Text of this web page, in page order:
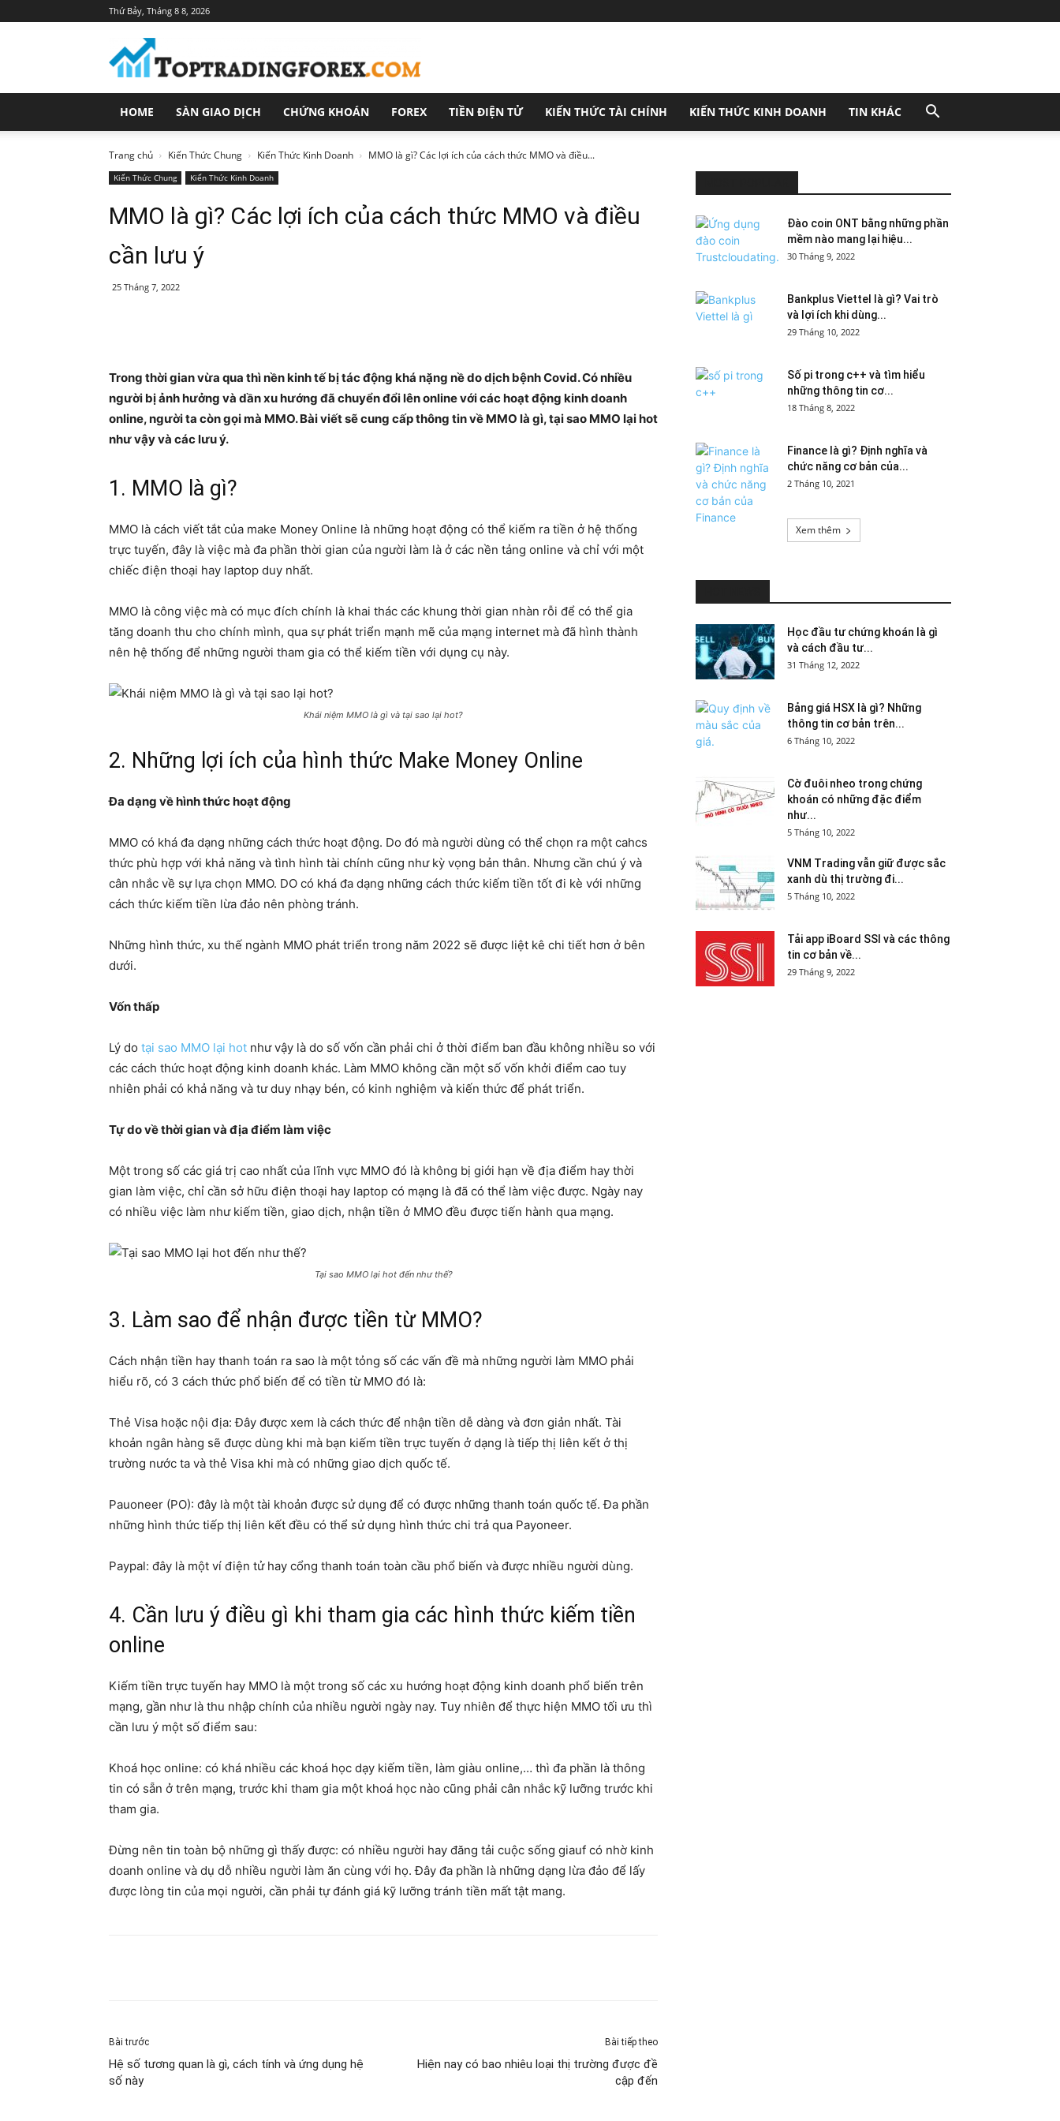
Thứ Bảy, Tháng 8 8, 2026
Trang
Tin
Tức
Đầu
Tư
Chính
HOME SÀN GIAO DỊCH CHỨNG KHOÁN FOREX TIỀN ĐIỆN TỬ KIẾN THỨC TÀI CHÍNH KIẾN THỨC KINH DOANH TIN KHÁC
Trang chủ Kiến Thức Chung Kiến Thức Kinh Doanh MMO là gì? Các lợi ích của cách thức MMO và điều...
Kiến Thức Chung Kiến Thức Kinh Doanh
MMO là gì? Các lợi ích của cách thức MMO và điều
cần lưu ý
25 Tháng 7, 2022
Trong thời gian vừa qua thì nền kinh tế bị tác động khá nặng nề do dịch bệnh Covid. Có nhiều
người bị ảnh hưởng và dần xu hướng đã chuyển đổi lên online với các hoạt động kinh doanh
online, người ta còn gọi mà MMO. Bài viết sẽ cung cấp thông tin về MMO là gì, tại sao MMO lại hot
như vậy và các lưu ý.
1. MMO là gì?
MMO là cách viết tắt của make Money Online là những hoạt động có thể kiếm ra tiền ở hệ thống
trực tuyến, đây là việc mà đa phần thời gian của người làm là ở các nền tảng online và chỉ với một
chiếc điện thoại hay laptop duy nhất.
MMO là công việc mà có mục đích chính là khai thác các khung thời gian nhàn rỗi để có thể gia
tăng doanh thu cho chính mình, qua sự phát triển mạnh mẽ của mạng internet mà đã hình thành
nên hệ thống để những người tham gia có thể kiếm tiền với dụng cụ này.
Khái niệm MMO là gì và tại sao lại hot?
2. Những lợi ích của hình thức Make Money Online
Đa dạng về hình thức hoạt động
MMO có khá đa dạng những cách thức hoạt động. Do đó mà người dùng có thể chọn ra một cahcs
thức phù hợp với khả năng và tình hình tài chính cũng như kỳ vọng bản thân. Nhưng cần chú ý và
cân nhắc về sự lựa chọn MMO. DO có khá đa dạng những cách thức kiếm tiền tốt đi kè với những
cách thức kiếm tiền lừa đảo nên phòng tránh.
Những hình thức, xu thế ngành MMO phát triển trong năm 2022 sẽ được liệt kê chi tiết hơn ở bên
dưới.
Vốn thấp
Lý do tại sao MMO lại hot như vậy là do số vốn cần phải chi ở thời điểm ban đầu không nhiều so với
các cách thức hoạt động kinh doanh khác. Làm MMO không cần một số vốn khởi điểm cao tuy
nhiên phải có khả năng và tư duy nhạy bén, có kinh nghiệm và kiến thức để phát triển.
Tự do về thời gian và địa điểm làm việc
Một trong số các giá trị cao nhất của lĩnh vực MMO đó là không bị giới hạn về địa điểm hay thời
gian làm việc, chỉ cần sở hữu điện thoại hay laptop có mạng là đã có thể làm việc được. Ngày nay
có nhiều việc làm như kiếm tiền, giao dịch, nhận tiền ở MMO đều được tiến hành qua mạng.
Tại sao MMO lại hot đến như thế?
3. Làm sao để nhận được tiền từ MMO?
Cách nhận tiền hay thanh toán ra sao là một tỏng số các vấn đề mà những người làm MMO phải
hiểu rõ, có 3 cách thức phổ biến để có tiền từ MMO đó là:
Thẻ Visa hoặc nội địa: Đây được xem là cách thức để nhận tiền dễ dàng và đơn giản nhất. Tài
khoản ngân hàng sẽ được dùng khi mà bạn kiếm tiền trực tuyến ở dạng là tiếp thị liên kết ở thị
trường nước ta và thẻ Visa khi mà có những giao dịch quốc tế.
Pauoneer (PO): đây là một tài khoản được sử dụng để có được những thanh toán quốc tế. Đa phần
những hình thức tiếp thị liên kết đều có thể sử dụng hình thức chi trả qua Payoneer.
Paypal: đây là một ví điện tử hay cổng thanh toán toàn cầu phổ biến và được nhiều người dùng.
4. Cần lưu ý điều gì khi tham gia các hình thức kiếm tiền
online
Kiếm tiền trực tuyến hay MMO là một trong số các xu hướng hoạt động kinh doanh phổ biến trên
mạng, gần như là thu nhập chính của nhiều người ngày nay. Tuy nhiên để thực hiện MMO tối ưu thì
cần lưu ý một số điểm sau:
Khoá học online: có khá nhiều các khoá học dạy kiếm tiền, làm giàu online,… thì đa phần là thông
tin có sẵn ở trên mạng, trước khi tham gia một khoá học nào cũng phải cân nhắc kỹ lưỡng trước khi
tham gia.
Đừng nên tin toàn bộ những gì thấy được: có nhiều người hay đăng tải cuộc sống giauf có nhờ kinh
doanh online và dụ dỗ nhiều người làm ăn cùng với họ. Đây đa phần là những dạng lừa đảo để lấy
được lòng tin của mọi người, cần phải tự đánh giá kỹ lưỡng tránh tiền mất tật mang.
Bài trước
Hệ số tương quan là gì, cách tính và ứng dụng hệ
số này
Bài tiếp theo
Hiện nay có bao nhiêu loại thị trường được đề
cập đến
Đào coin ONT bằng những phần
mềm nào mang lại hiệu...
30 Tháng 9, 2022
Bankplus Viettel là gì? Vai trò
và lợi ích khi dùng...
29 Tháng 10, 2022
Số pi trong c++ và tìm hiểu
những thông tin cơ...
18 Tháng 8, 2022
Finance là gì? Định nghĩa và
chức năng cơ bản của...
2 Tháng 10, 2021
Xem thêm
Học đầu tư chứng khoán là gì
và cách đầu tư...
31 Tháng 12, 2022
Bảng giá HSX là gì? Những
thông tin cơ bản trên...
6 Tháng 10, 2022
Cờ đuôi nheo trong chứng
khoán có những đặc điểm
như...
5 Tháng 10, 2022
VNM Trading vẫn giữ được sắc
xanh dù thị trường đi...
5 Tháng 10, 2022
Tải app iBoard SSI và các thông
tin cơ bản về...
29 Tháng 9, 2022